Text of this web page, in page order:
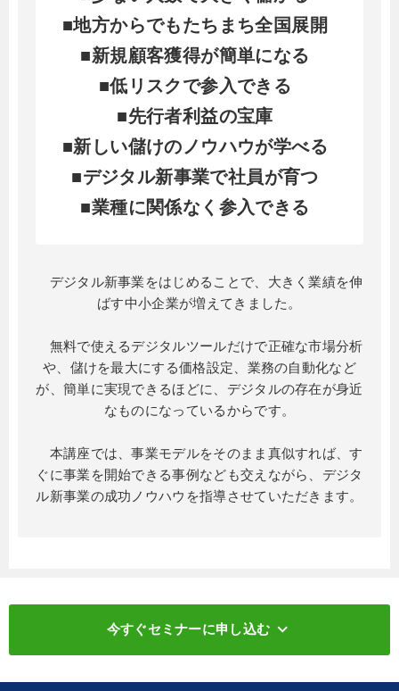
■地方からでもたちまち全国展開
■新規顧客獲得が簡単になる
■低リスクで参入できる
■先行者利益の宝庫
■新しい儲けのノウハウが学べる
■デジタル新事業で社員が育つ
■業種に関係なく参入できる
デジタル新事業をはじめることで、大きく業績を伸
ばす中小企業が増えてきました。
無料で使えるデジタルツールだけで正確な市場分析
や、儲けを最大にする価格設定、業務の自動化など
が、簡単に実現できるほどに、デジタルの存在が身近
なものになっているからです。
本講座では、事業モデルをそのまま真似すれば、す
ぐに事業を開始できる事例なども交えながら、デジタ
ル新事業の成功ノウハウを指導させていただきます。
今すぐセミナーに申し込む keyboard_arrow_down